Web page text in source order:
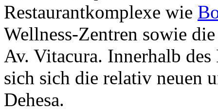
Restaurantkomplexe wie
Wellness-Zentren sowie
Av. Vitacura. Innerhalb
sich sich die relativ neuen
Dehesa.